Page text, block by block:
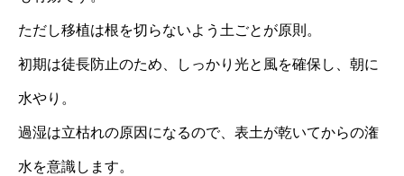
ただし移植は根を切らないよう土ごとが原則。
初期は徒長防止のため、しっかり光と風を確保し、朝に
水やり。
過湿は立枯れの原因になるので、表土が乾いてからの潅
水を意識します。